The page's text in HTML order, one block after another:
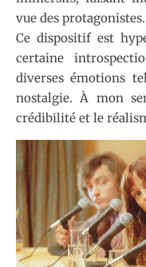
vue des protagonistes.
Ce dispositif est
certaine
diverses émotions
nostalgie. À mon
crédibilité et le